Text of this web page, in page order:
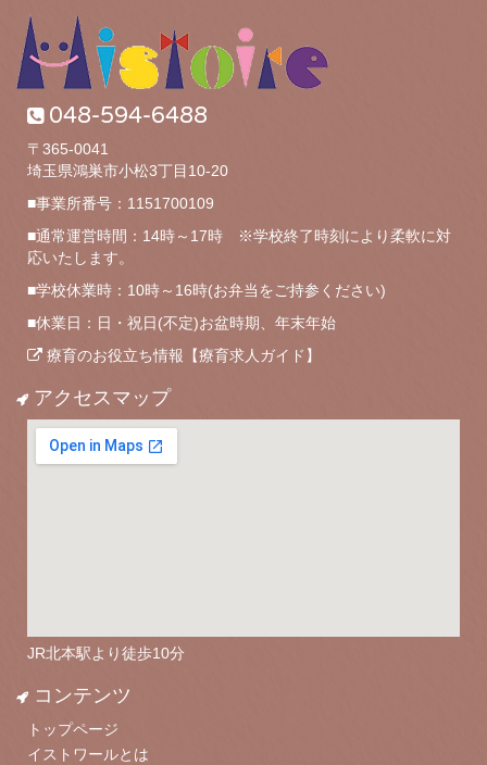
048-594-6488
〒365-0041
埼玉県鴻巣市小松3丁目10-20
■事業所番号：1151700109
■通常運営時間：14時～17時 ※学校終了時刻により柔軟に対
応いたします。
■学校休業時：10時～16時(お弁当をご持参ください)
■休業日：日・祝日(不定)お盆時期、年末年始
療育のお役立ち情報【療育求人ガイド】
アクセスマップ
JR北本駅より徒歩10分
コンテンツ
トップページ
イストワールとは